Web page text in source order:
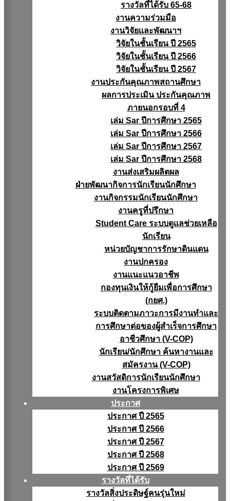
รางวัลที่ได้รับ 65-68
งานความร่วมมือ
งานวิจัยเเละพัฒนาฯ
วิจัยในชั้นเรียน ปี 2565
วิจัยในชั้นเรียน ปี 2566
วิจัยในชั้นเรียน ปี 2567
งานประกันคุณภาพสถานศึกษา
ผลการประเมิน ประกันคุณภาพ
ภายนอกรอบที่ 4
เล่ม Sar ปีการศึกษา 2565
เล่ม Sar ปีการศึกษา 2566
เล่ม Sar ปีการศึกษา 2567
เล่ม Sar ปีการศึกษา 2568
งานส่งเสริมผลิตผล
ฝ่ายพัฒนากิจการนักเรียนนักศึกษา
งานกิจกรรมนักเรียนนักศึกษา
งานครูที่ปรึกษา
Student Care ระบบดูแลช่วยเหลือ
นักเรียน
หน่วยบัญชาการรักษาดินแดน
งานปกครอง
งานแนะแนวอาชีพ
กองทุนเงินให้กู้ยืมเพื่อการศึกษา
(กยศ.)
ระบบติดตามภาวะการมีงานทำและ
การศึกษาต่อของผู้สำเร็จการศึกษา
อาชีวศึกษา (V-COP)
นักเรียน/นักศึกษา ค้นหางานและ
สมัครงาน (V-COP)
งานสวัสดิการนักเรียนนักศึกษา
งานโครงการพิเศษ
ประกาศ
ประกาศ ปี 2565
ประกาศ ปี 2566
ประกาศ ปี 2567
ประกาศ ปี 2568
ประกาศ ปี 2569
รางวัลที่ได้รับ
รางวัลสิ่งประดิษฐ์คนรุ่นใหม่